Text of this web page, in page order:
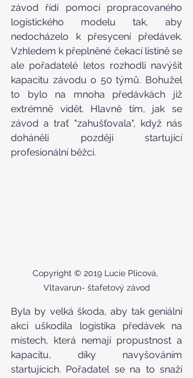
závod řídí pomocí propracovaného
logistického modelu tak, aby
nedocházelo k přesycení předávek.
Vzhledem k přeplněné čekací listině se
ale pořadatelé letos rozhodli navýšit
kapacitu závodu o 50 týmů. Bohužel
to bylo na mnoha předávkách již
extrémně vidět. Hlavně tím, jak se
závod a trať "zahušťovala", když nás
doháněli později startující
profesionální běžci.
Copyright © 2019 Lucie Plicová,
Vltavarun- štafetový závod
Byla by velká škoda, aby tak geniální
akci uškodila logistika předávek na
místech, která nemají propustnost a
kapacitu, díky navyšováním
startujících. Pořadatel se na to snaží